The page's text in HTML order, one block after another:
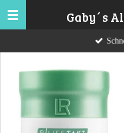
Zum
Gaby´s